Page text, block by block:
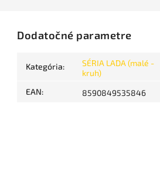
Dodatočné parametre
Kategória:
SÉRIA LADA (malé -
kruh)
EAN: 8590849535846